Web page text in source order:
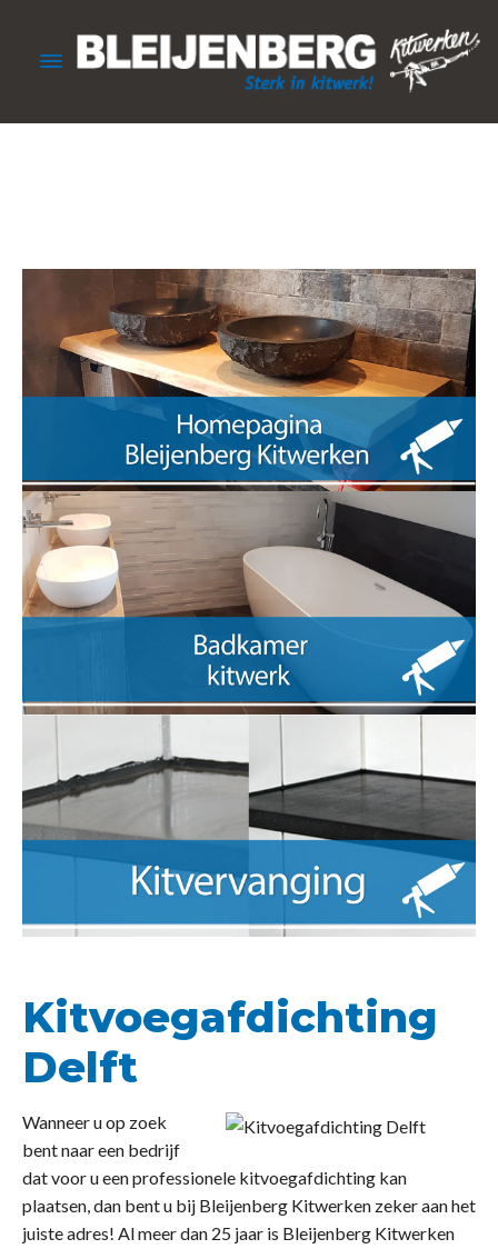
Kitvoegafdichting
Delft
Wanneer u op zoek
bent naar een bedrijf
dat voor u een professionele kitvoegafdichting kan
plaatsen, dan bent u bij Bleijenberg Kitwerken zeker aan het
juiste adres! Al meer dan 25 jaar is Bleijenberg Kitwerken